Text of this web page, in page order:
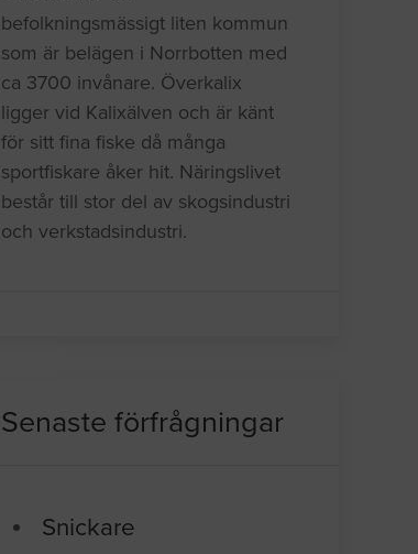
befolkningsmässigt liten kommun
som är belägen i Norrbotten med
ca 3700 invånare. Överkalix
ligger vid Kalixälven och är känt
för sitt fina fiske då många
sportfiskare åker hit. Näringslivet
består till stor del av skogsindustri
och verkstadsindustri.
Senaste förfrågningar
Snickare